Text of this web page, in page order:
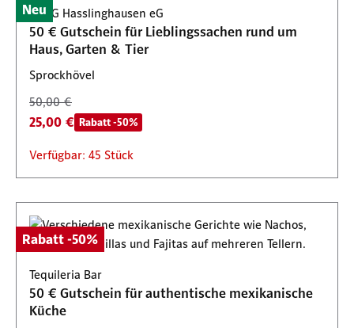
Neu
BBAG Hasslinghausen eG
50 € Gutschein für Lieblingssachen rund um
Haus, Garten & Tier
Sprockhövel
50,00 €
25,00 € Rabatt -50%
Verfügbar: 45 Stück
Rabatt -50%
Tequileria Bar
50 € Gutschein für authentische mexikanische
Küche